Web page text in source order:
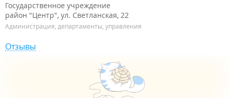
Государственное учреждение
район "Центр", ул. Светланская, 22
Администрация, департаменты, управления
Отзывы